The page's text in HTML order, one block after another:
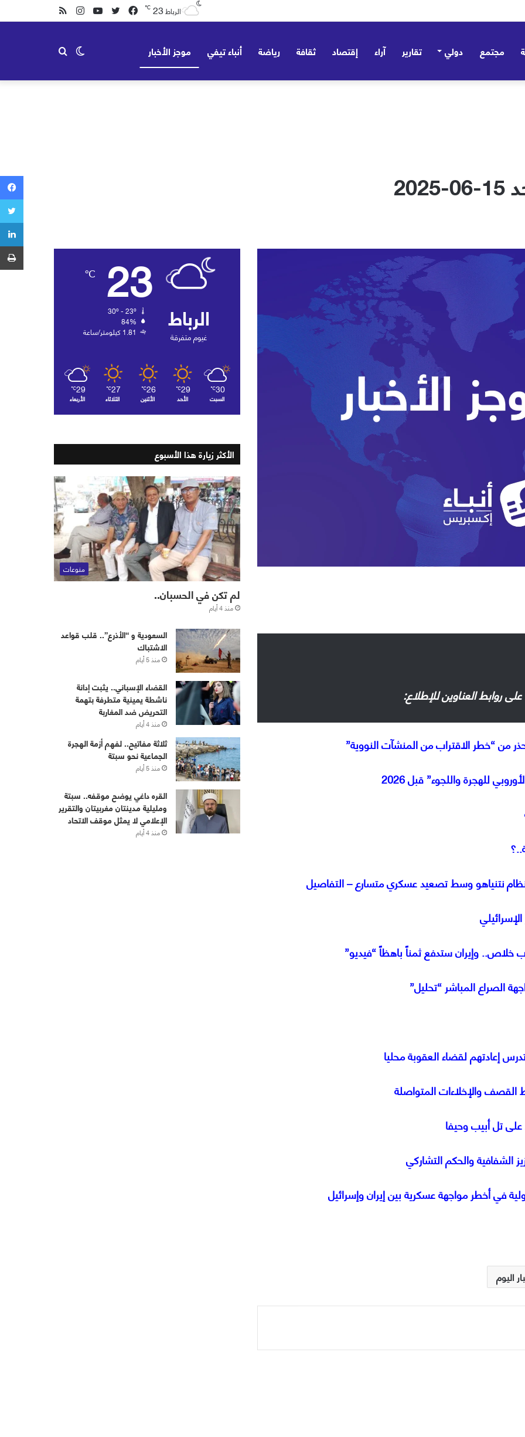
RSS
انستقرام يوتيوب تويتر
فيسبوك الرباط23
℃
مجتمع دولي تقارير آراء إقتصاد ثقافة رياضة أنباء تيفي موجز الأخبار الوضع
من “خطر الاقتراب من المنشآت النووية”
للهجرة واللجوء” قبل 2026
نتنياهو وسط تصعيد عسكري متسارع – التفاصيل
وإيران ستدفع ثمناً باهظاً “فيديو”
الصراع المباشر “تحليل”
إعادتهم لقضاء العقوبة محليا
والإخلاءات المتواصلة
تل أبيب وحيفا
الشفافية والحكم التشاركي
في أخطر مواجهة عسكرية بين إيران وإسرائيل
اليوم
الرباط
غيوم متفرقة
23
℃
84%
1.81 كيلومتر/ساعة
30
℃
السبت
29
℃
الأحد
26
℃
الأثنين
27
℃
الثلاثاء
29
℃
الأربعاء
الأكثر زيارة هذا الأسبوع
منوعات
لم تكن في الحسبان..
منذ 4 أيام
‏⁧‫السعودية‬⁩ و “الأذرع”.. قلب قواعد
الاشتباك
منذ 5 أيام
القضاء الإسباني.. يثبت إدانة
ناشطة يمينية متطرفة بتهمة
التحريض ضد المغاربة
منذ 4 أيام
ثلاثة مفاتيح.. لفهم أزمة الهجرة
الجماعية نحو سبتة
منذ 5 أيام
القره داغي يوضح موقفه.. سبتة
ومليلية مدينتان مغربيتان والتقرير
الإعلامي لا يمثل موقف الاتحاد
منذ 4 أيام